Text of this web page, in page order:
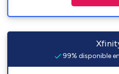
99% disponible